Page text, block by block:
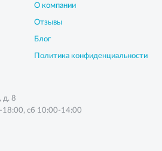
О компании
Отзывы
Блог
Политика конфиденциальности
д. 8
18:00, сб 10:00-14:00